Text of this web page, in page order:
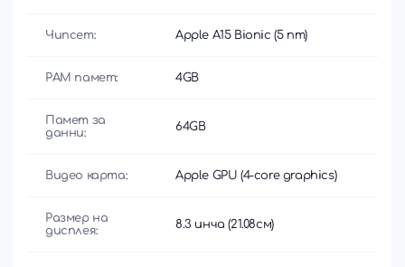
Чипсет: Apple A15 Bionic (5 nm)
РАМ памет: 4GB
Памет за
данни:
64GB
Видео карта: Apple GPU (4-core graphics)
Размер на
дисплея:
8.3 инча (21.08см)